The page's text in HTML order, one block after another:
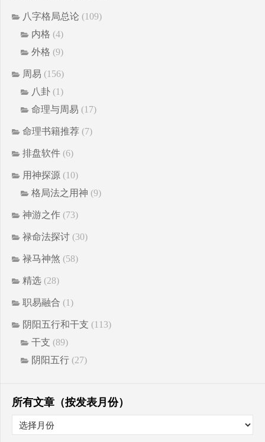
八字格局总论 (109)
内格 (4)
外格 (9)
周易 (156)
八卦 (1)
命理与周易 (17)
命理书籍推荐 (7)
排盘软件 (6)
用神探源 (10)
格局法之用神 (9)
神游之作 (73)
禄命法探讨 (30)
禄马神煞 (58)
精选 (28)
职易融合 (1)
阴阳五行和干支 (113)
干支 (89)
阴阳五行 (27)
所有文章（按发表月份）